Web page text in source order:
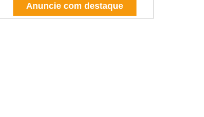
Anuncie com destaque